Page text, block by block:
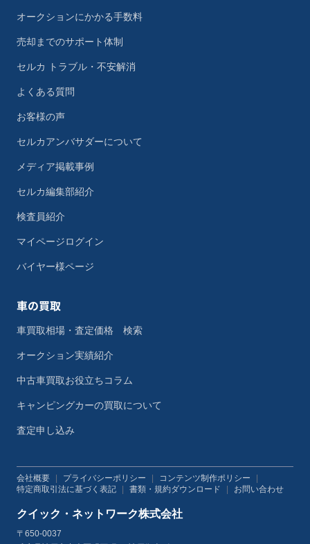
オークションにかかる手数料
売却までのサポート体制
セルカ トラブル・不安解消
よくある質問
お客様の声
セルカアンバサダーについて
メディア掲載事例
セルカ編集部紹介
検査員紹介
マイページログイン
バイヤー様ページ
車の買取
車買取相場・査定価格 検索
オークション実績紹介
中古車買取お役立ちコラム
キャンピングカーの買取について
査定申し込み
会社概要 プライバシーポリシー コンテンツ制作ポリシー
特定商取引法に基づく表記
書類・規約ダウンロード お問い合わせ
クイック・ネットワーク株式会社
〒650-0037